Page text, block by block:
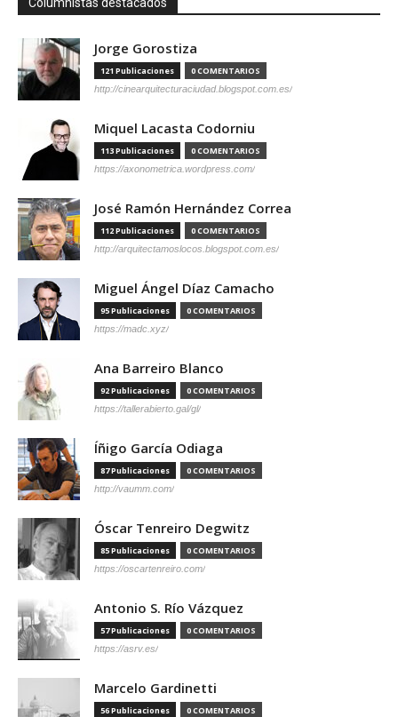
Jorge Gorostiza
121 Publicaciones 0 COMENTARIOS
http://cinearquitecturaciudad.blogspot.com.es/
Miquel Lacasta Codorniu
113 Publicaciones 0 COMENTARIOS
https://axonometrica.wordpress.com/
José Ramón Hernández Correa
112 Publicaciones 0 COMENTARIOS
http://arquitectamoslocos.blogspot.com.es/
Miguel Ángel Díaz Camacho
95 Publicaciones 0 COMENTARIOS
https://madc.xyz/
Ana Barreiro Blanco
92 Publicaciones 0 COMENTARIOS
https://tallerabierto.gal/gl/
Íñigo García Odiaga
87 Publicaciones 0 COMENTARIOS
http://vaumm.com/
Óscar Tenreiro Degwitz
85 Publicaciones 0 COMENTARIOS
https://oscartenreiro.com/
Antonio S. Río Vázquez
57 Publicaciones 0 COMENTARIOS
https://asrv.es/
Marcelo Gardinetti
56 Publicaciones 0 COMENTARIOS